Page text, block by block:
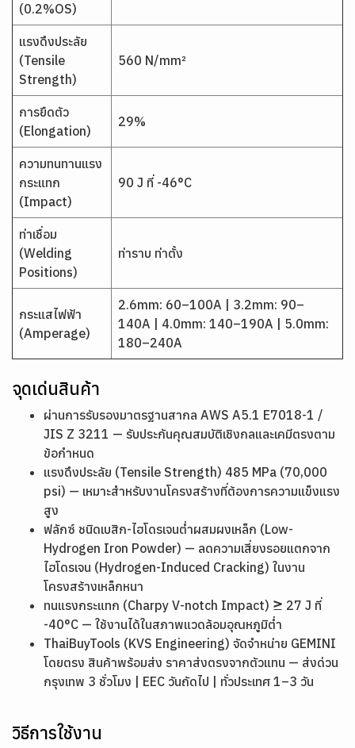
(0.2%OS)
แรงดึงประลัย
(Tensile
Strength)
560 N/mm²
การยืดตัว
(Elongation)
29%
ความทนทานแรง
กระแทก
(Impact)
90 J ที่ -46°C
ท่าเชื่อม
(Welding
Positions)
ท่าราบ ท่าตั้ง
กระแสไฟฟ้า
(Amperage)
2.6mm: 60–100A | 3.2mm: 90–
140A | 4.0mm: 140–190A | 5.0mm:
180–240A
จุดเด่นสินค้า
ผ่านการรับรองมาตรฐานสากล AWS A5.1 E7018-1 /
JIS Z 3211 — รับประกันคุณสมบัติเชิงกลและเคมีตรงตาม
ข้อกำหนด
แรงดึงประลัย (Tensile Strength) 485 MPa (70,000
psi) — เหมาะสำหรับงานโครงสร้างที่ต้องการความแข็งแรง
สูง
ฟลักซ์ ชนิดเบสิก-ไฮโดรเจนต่ำผสมผงเหล็ก (Low-
Hydrogen Iron Powder) — ลดความเสี่ยงรอยแตกจาก
ไฮโดรเจน (Hydrogen-Induced Cracking) ในงาน
โครงสร้างเหล็กหนา
ทนแรงกระแทก (Charpy V-notch Impact) ≥ 27 J ที่
-40°C — ใช้งานได้ในสภาพแวดล้อมอุณหภูมิต่ำ
ThaiBuyTools (KVS Engineering) จัดจำหน่าย GEMINI
โดยตรง สินค้าพร้อมส่ง ราคาส่งตรงจากตัวแทน — ส่งด่วน
กรุงเทพ 3 ชั่วโมง | EEC วันถัดไป | ทั่วประเทศ 1–3 วัน
วิธีการใช้งาน